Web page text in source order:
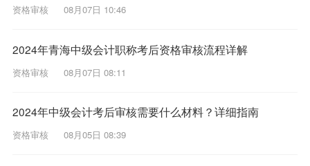
资格审核 08月07日 10:46
2024年青海中级会计职称考后资格审核流程详解
资格审核 08月07日 08:11
2024年中级会计考后审核需要什么材料？详细指南
资格审核 08月05日 08:39